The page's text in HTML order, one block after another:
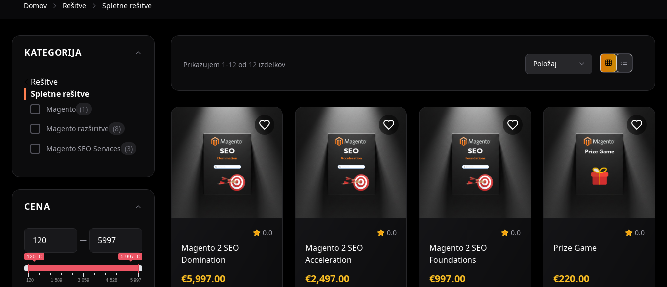
Domov Rešitve Spletne rešitve
Prikazujem 1-12 od 12 izdelkov
0.0
Magento 2 SEO
Domination
€5,997.00
0.0
Magento 2 SEO
Acceleration
€2,497.00
0.0
Magento 2 SEO
Foundations
€997.00
0.0
Prize Game
€220.00
KATEGORIJA
Rešitve
Spletne rešitve
Magento 1
Magento razširitve 8
Magento SEO Services 3
CENA
—
120 € 5 997 €
120 1 589 3 059 4 528 5 997